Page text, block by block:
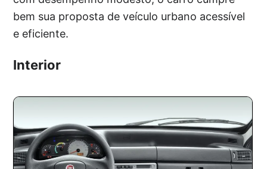
bem sua proposta de veículo urbano acessível
e eficiente.
Interior